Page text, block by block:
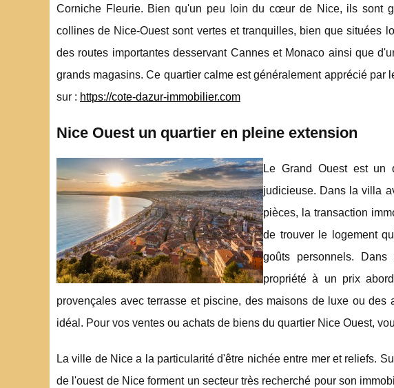
Corniche Fleurie. Bien qu'un peu loin du cœur de Nice, ils sont
collines de Nice-Ouest sont vertes et tranquilles, bien que situées
des routes importantes desservant Cannes et Monaco ainsi que
grands magasins. Ce quartier calme est généralement apprécié
sur : https://cote-dazur-immobilier.com
Nice Ouest un quartier en pleine extension
Le Grand Ouest est un
judicieuse. Dans la villa
pièces, la transaction
de trouver le logement
goûts personnels.
propriété à un prix
provençales avec terrasse et piscine, des maisons de luxe ou des
idéal. Pour vos ventes ou achats de biens du quartier Nice Ouest,
La ville de Nice a la particularité d'être nichée entre mer et reliefs.
de l'ouest de Nice forment un secteur très recherché pour son